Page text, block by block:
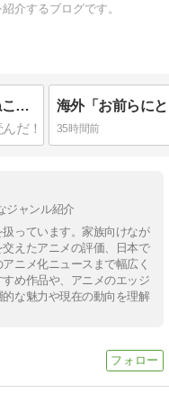
介するブログです。
海外「新キャラもヤバいｗ」ヤニねこ第6話の海外反応
35時間前
ジャンル紹介
っています。家族向けなが
えたアニメの評価、日本で
ニメ化ニュースまで幅広く
め作品や、アニメのエッジ
な魅力や現在の動向を理解